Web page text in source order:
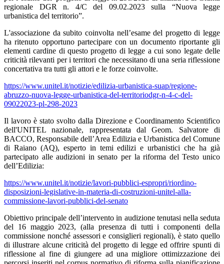
regionale DGR n. 4/C del 09.02.2023 sulla “Nuova legge
urbanistica del territorio”.
L'associazione da subito coinvolta nell’esame del progetto di legge
ha ritenuto opportuno partecipare con un documento riportante gli
elementi cardine di questo progetto di legge a cui sono legate delle
criticità rilevanti per i territori che necessitano di una seria riflessione
concertativa tra tutti gli attori e le forze coinvolte.
https://www.unitel.it/notizie/edilizia-urbanistica-suap/regione-
abruzzo-nuova-legge-urbanistica-del-territoriodgr-n-4-c-del-
09022023-pl-298-2023
Il lavoro è stato svolto dalla Direzione e Coordinamento Scientifico
dell'UNITEL nazionale, rappresentata dal Geom. Salvatore di
BACCO, Responsabile dell’Area Edilizia e Urbanistica del Comune
di Raiano (AQ), esperto in temi edilizi e urbanistici che ha già
partecipato alle audizioni in senato per la riforma del Testo unico
dell’Edilizia:
https://www.unitel.it/notizie/lavori-pubblici-espropri/riordino-
disposizioni-legislative-in-materia-di-costruzioni-unitel-alla-
commissione-lavori-pubblici-del-senato
Obiettivo principale dell’intervento in audizione tenutasi nella seduta
del 16 maggio 2023, (alla presenza di tutti i componenti della
commissione nonché assessori e consiglieri regionali), è stato quello
di illustrare alcune criticità del progetto di legge ed offrire spunti di
riflessione al fine di giungere ad una migliore ottimizzazione dei